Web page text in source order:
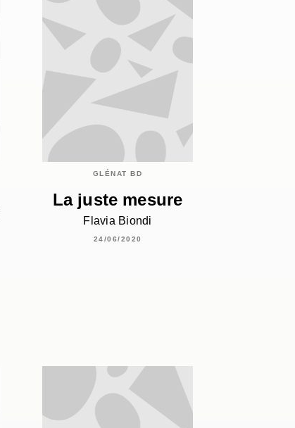
GLÉNAT BD
La juste mesure
Flavia Biondi
24/06/2020